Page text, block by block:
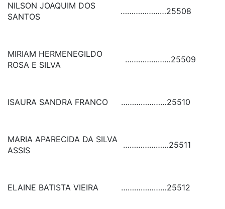
NILSON JOAQUIM DOS
SANTOS
…………………25508
MIRIAM HERMENEGILDO
ROSA E SILVA
…………………25509
ISAURA SANDRA FRANCO …………………25510
MARIA APARECIDA DA SILVA
ASSIS
…………………25511
ELAINE BATISTA VIEIRA …………………25512